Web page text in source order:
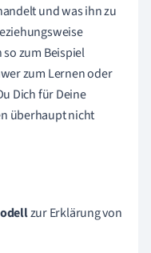
und was ihn zu
zum Beispiel
zum Lernen oder
Dich für Deine
überhaupt nicht
zur Erklärung von